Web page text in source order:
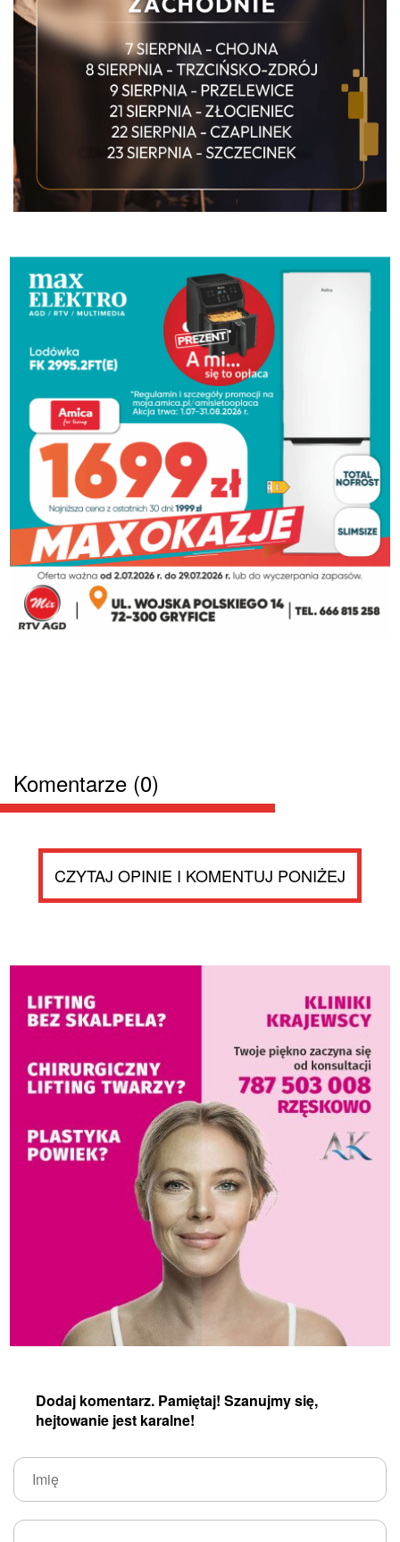
Komentarze (0)
CZYTAJ OPINIE I KOMENTUJ PONIŻEJ
Dodaj komentarz. Pamiętaj! Szanujmy się,
hejtowanie jest karalne!